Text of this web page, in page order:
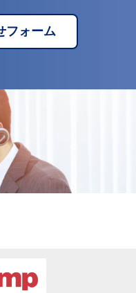
フォーム